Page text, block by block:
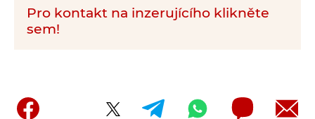
Pro kontakt na inzerujícího klikněte
sem!